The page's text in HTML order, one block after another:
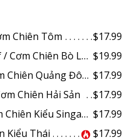
Chiên Tôm
$17.99
50. Fried Rice with Cubed Beef / Cơm Chiên Bò Lúc Lắc $19.99
45. Cantonese Fried Rice / Cơm Chiên Quảng Đông $17.99
Chiên Hải Sản
$17.99
47. Singapore Fried Rice / Cơm Chiên Kiểu Singapore $17.99
Kiểu Thái
$17.99